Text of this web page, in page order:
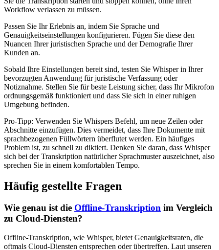
Workflow verlassen zu müssen.
Passen Sie Ihr Erlebnis an, indem Sie Sprache und
Genauigkeitseinstellungen konfigurieren. Fügen Sie diese den
Nuancen Ihrer juristischen Sprache und der Demografie Ihrer
Kunden an.
Sobald Ihre Einstellungen bereit sind, testen Sie Whisper in Ihrer
bevorzugten Anwendung für juristische Verfassung oder
Notiznahme. Stellen Sie für beste Leistung sicher, dass Ihr Mikrofon
ordnungsgemäß funktioniert und dass Sie sich in einer ruhigen
Umgebung befinden.
Pro-Tipp: Verwenden Sie Whispers Befehl, um neue Zeilen oder
Abschnitte einzufügen. Dies vermeidet, dass Ihre Dokumente mit
sprachbezogenen Füllwörtern überflutet werden. Ein häufiges
Problem ist, zu schnell zu diktiert. Denken Sie daran, dass Whisper
sich bei der Transkription natürlicher Sprachmuster auszeichnet, also
sprechen Sie in einem komfortablen Tempo.
Häufig gestellte Fragen
Wie genau ist die Offline-Transkription im Vergleich
zu Cloud-Diensten?
Offline-Transkription, wie Whisper, bietet Genauigkeitsraten, die
oftmals Cloud-Diensten entsprechen oder übertreffen. Laut unseren